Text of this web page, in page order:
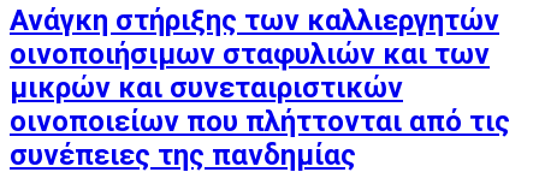
Ανάγκη στήριξης των καλλιεργητών
οινοποιήσιμων σταφυλιών και των
μικρών και συνεταιριστικών
οινοποιείων που πλήττονται από τις
συνέπειες της πανδημίας